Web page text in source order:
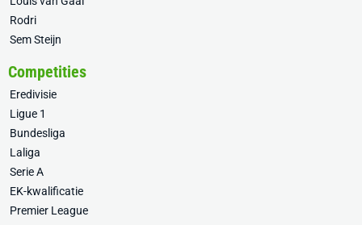
Rodri
Sem Steijn
Competities
Eredivisie
Ligue 1
Bundesliga
Laliga
Serie A
EK-kwalificatie
Premier League